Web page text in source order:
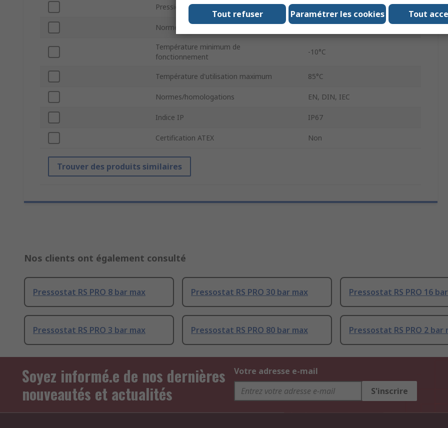
Pression de fonctionnement maximum 8 bar
Norme de filetage de raccordement
Température minimum de
fonctionnement
-10°C
Température d'utilisation maximum 85°C
Normes/homologations EN, DIN, IEC
Indice IP IP67
Certification ATEX Non
Trouver des produits similaires
Nos clients ont également consulté
Pressostat RS PRO 8 bar max Pressostat RS PRO 30 bar max Pressostat RS PRO 16
Pressostat RS PRO 3 bar max Pressostat RS PRO 80 bar max Pressostat RS PRO 2 bar
Soyez informé.e de nos dernières
nouveautés et actualités
Votre adresse e-mail
S'inscrire
Tout
Paramétrer les cookies
Tout refuser